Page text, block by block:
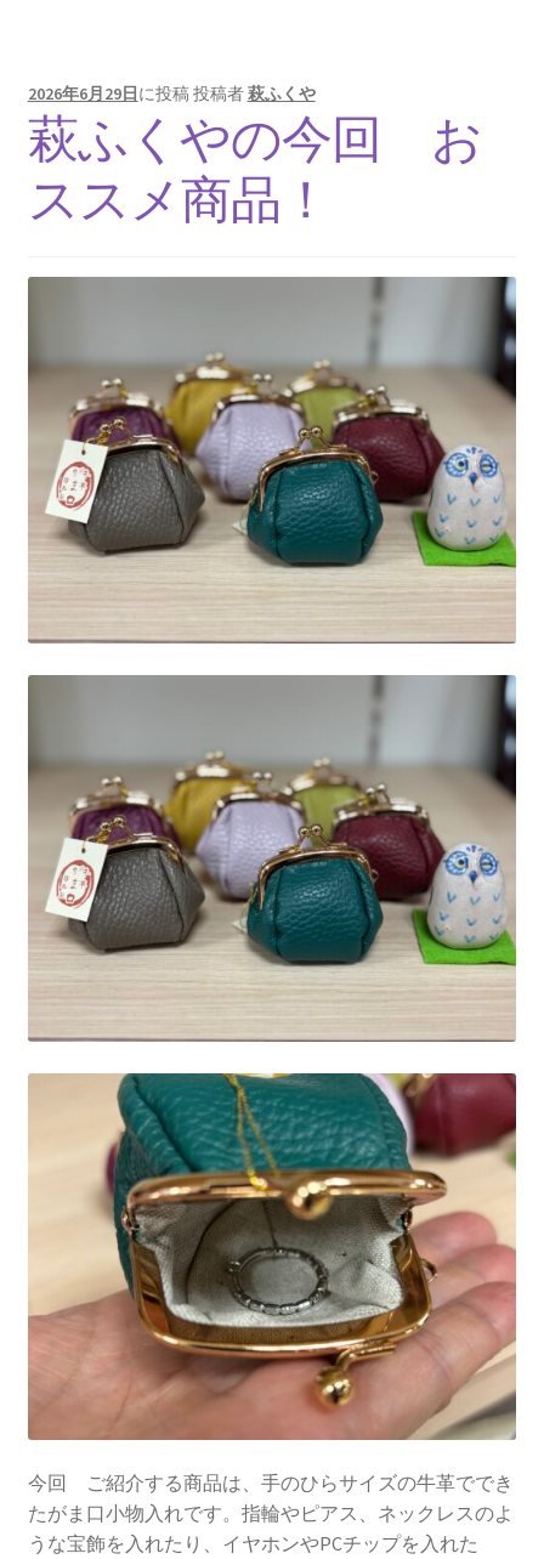
2026年6月29日に投稿投稿者萩ふくや
萩ふくやの今回 お
ススメ商品！
今回 ご紹介する商品は、手のひらサイズの牛革ででき
たがま口小物入れです。指輪やピアス、ネックレスのよ
うな宝飾を入れたり、イヤホンやPCチップを入れた